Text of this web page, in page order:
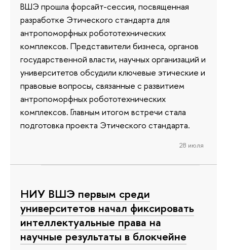
ВШЭ прошла форсайт-сессия, посвященная
разработке Этического стандарта для
антропоморфных робототехнических
комплексов. Представители бизнеса, органов
государственной власти, научных организаций и
университетов обсудили ключевые этические и
правовые вопросы, связанные с развитием
антропоморфных робототехнических
комплексов. Главным итогом встречи стала
подготовка проекта Этического стандарта.
28 июля
НИУ ВШЭ первым среди
университетов начал фиксировать
интеллектуальные права на
научные результаты в блокчейне